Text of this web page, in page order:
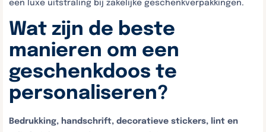
een luxe uitstraling bij zakelijke geschenkverpakkingen.
Wat zijn de beste
manieren om een
geschenkdoos te
personaliseren?
Bedrukking, handschrift, decoratieve stickers, lint en